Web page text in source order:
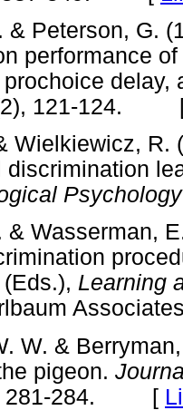
& Peterson, G.
performance
121-124.
Wielkiewicz, R.
discrimination
Psychology
& Wasserman,
Learning
W. &
pigeon.
281-284. [